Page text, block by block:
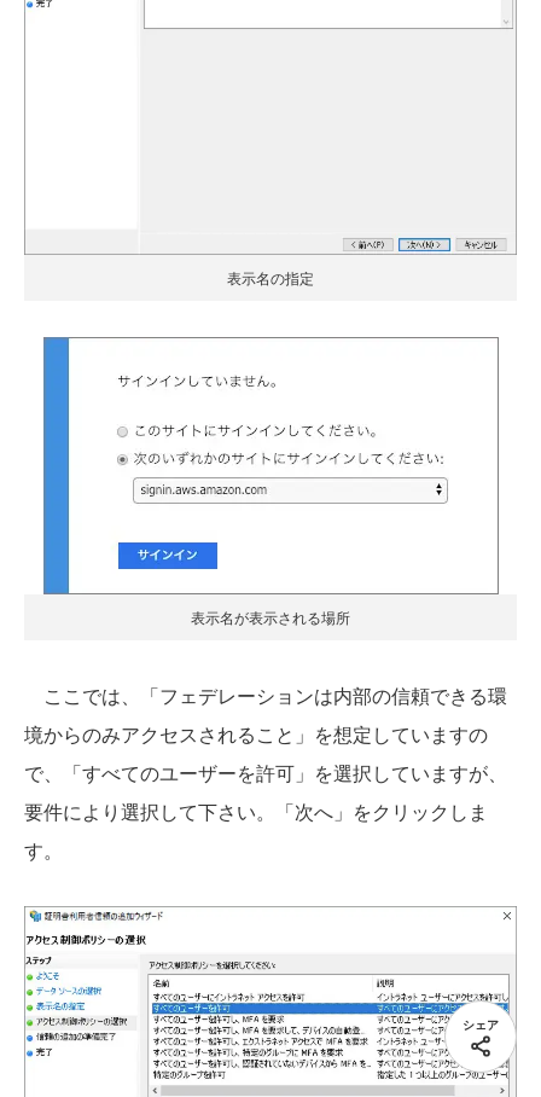
表示名の指定
表示名が表示される場所
ここでは、「フェデレーションは内部の信頼できる環
境からのみアクセスされること」を想定していますの
で、「すべてのユーザーを許可」を選択していますが、
要件により選択して下さい。「次へ」をクリックしま
す。
シェア